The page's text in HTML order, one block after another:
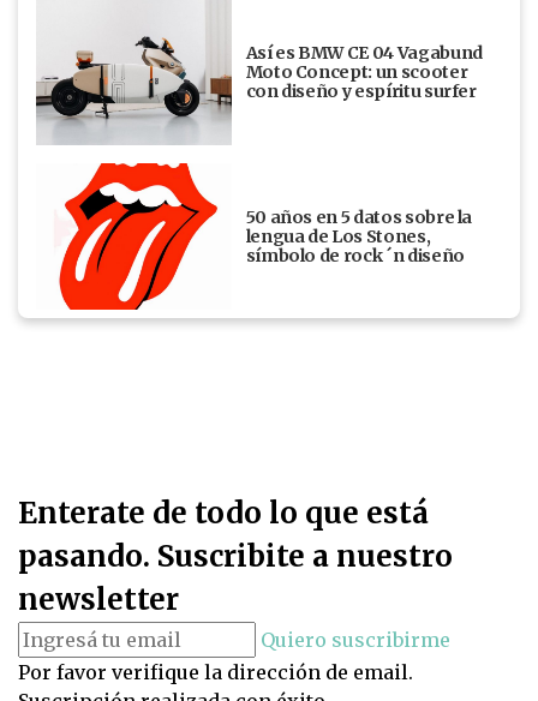
Así es BMW CE 04 Vagabund
Moto Concept: un scooter
con diseño y espíritu surfer
50 años en 5 datos sobre la
lengua de Los Stones,
símbolo de rock ´n diseño
Enterate de todo lo que está
pasando. Suscribite a nuestro
newsletter
Quiero suscribirme
Por favor verifique la dirección de email.